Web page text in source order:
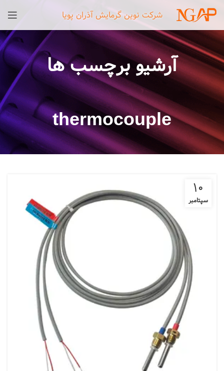
شرکت نوین گرمایش آذران پویا
آرشیو برچسب ها
thermocouple
10
سپتامبر